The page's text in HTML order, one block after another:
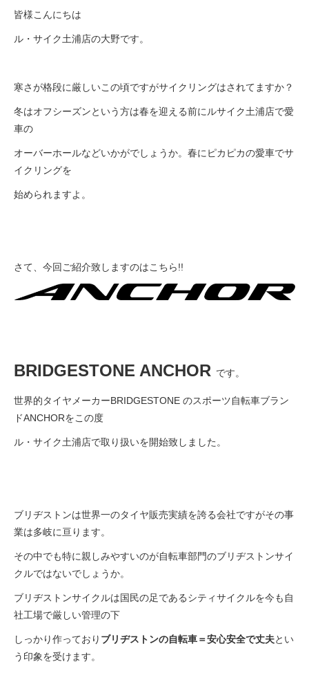
オリジナル自転車
Norwayシリーズ
イベント
メディア
求人情報
募集中の求人情報
法人様向け割引
会社概要
皆様こんにちは
ル・サイク土浦店の大野です。
寒さが格段に厳しいこの頃ですがサイクリングはされてますか？
冬はオフシーズンという方は春を迎える前にルサイク土浦店で愛
車の
オーバーホールなどいかがでしょうか。春にピカピカの愛車でサ
イクリングを
始められますよ。
さて、今回ご紹介致しますのはこちら!!
BRIDGESTONE ANCHOR です。
世界的タイヤメーカーBRIDGESTONE のスポーツ自転車ブラン
ドANCHORをこの度
ル・サイク土浦店で取り扱いを開始致しました。
ブリヂストンは世界一のタイヤ販売実績を誇る会社ですがその事
業は多岐に亘ります。
その中でも特に親しみやすいのが自転車部門のブリヂストンサイ
クルではないでしょうか。
ブリヂストンサイクルは国民の足であるシティサイクルを今も自
社工場で厳しい管理の下
しっかり作っており ブリヂストンの自転車＝安心安全で丈夫とい
う印象を受けます。